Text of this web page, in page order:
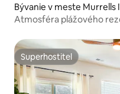
Bývanie v meste Murrells
Atmosféra plážového
Superhostiteľ
Superhostiteľ